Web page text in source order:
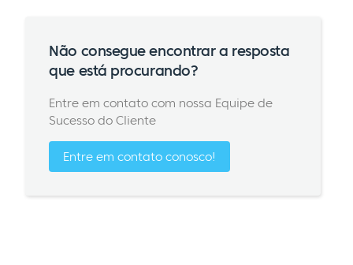
Não consegue encontrar a resposta
que está procurando?
Entre em contato com nossa Equipe de
Sucesso do Cliente
Entre em contato conosco!